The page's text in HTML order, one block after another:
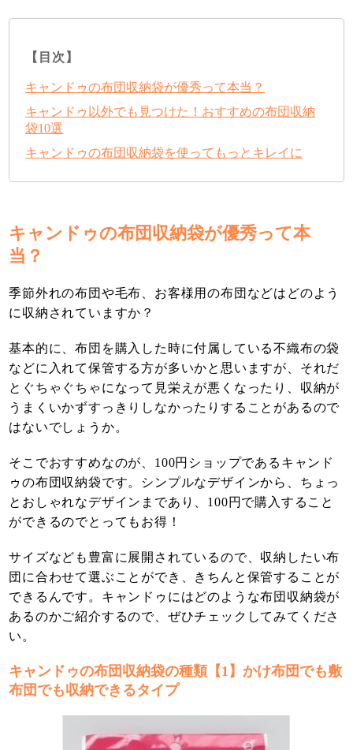
【目次】
キャンドゥの布団収納袋が優秀って本当？
キャンドゥ以外でも見つけた！おすすめの布団収納
袋10選
キャンドゥの布団収納袋を使ってもっとキレイに
キャンドゥの布団収納袋が優秀って本
当？
季節外れの布団や毛布、お客様用の布団などはどのよう
に収納されていますか？
基本的に、布団を購入した時に付属している不織布の袋
などに入れて保管する方が多いかと思いますが、それだ
とぐちゃぐちゃになって見栄えが悪くなったり、収納が
うまくいかずすっきりしなかったりすることがあるので
はないでしょうか。
そこでおすすめなのが、100円ショップであるキャンド
ゥの布団収納袋です。シンプルなデザインから、ちょっ
とおしゃれなデザインまであり、100円で購入すること
ができるのでとってもお得！
サイズなども豊富に展開されているので、収納したい布
団に合わせて選ぶことができ、きちんと保管することが
できるんです。キャンドゥにはどのような布団収納袋が
あるのかご紹介するので、ぜひチェックしてみてくださ
い。
キャンドゥの布団収納袋の種類【1】かけ布団でも敷
布団でも収納できるタイプ